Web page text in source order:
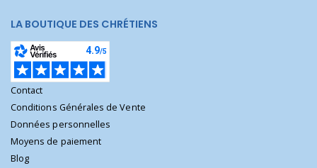
LA BOUTIQUE DES CHRÉTIENS
Contact
Conditions Générales de Vente
Données personnelles
Moyens de paiement
Blog